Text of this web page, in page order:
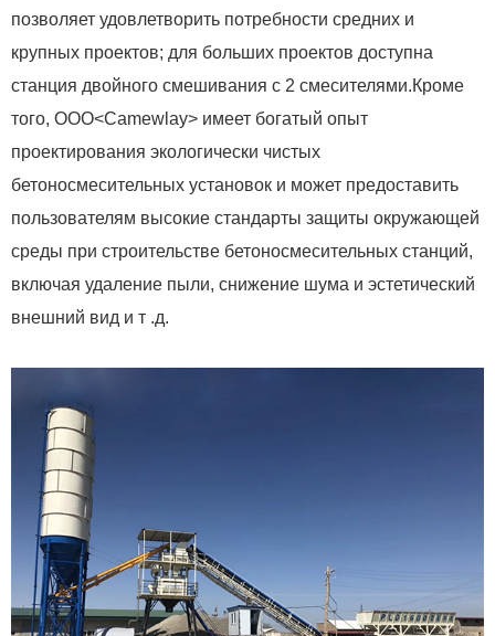
позволяет удовлетворить потребности средних и
крупных проектов; для больших проектов доступна
станция двойного смешивания с 2 смесителями.Кроме
того, ООО<Camewlay> имеет богатый опыт
проектирования экологически чистых
бетоносмесительных установок и может предоставить
пользователям высокие стандарты защиты окружающей
среды при строительстве бетоносмесительных станций,
включая удаление пыли, снижение шума и эстетический
внешний вид и т .д.